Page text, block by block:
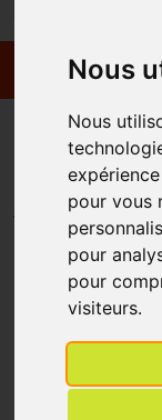
Nous
Nous
pour vous
pour
pour
visiteurs.
Promos
FORTE
%